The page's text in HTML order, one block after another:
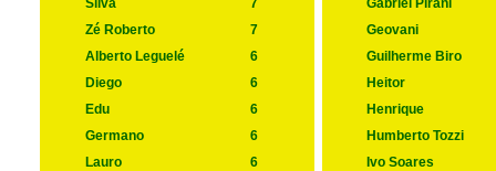
Silva
7
Gabriel Pirani
Zé Roberto
7
Geovani
Alberto Leguelé
6
Guilherme Biro
Diego
6
Heitor
Edu
6
Henrique
Germano
6
Humberto Tozzi
Lauro
6
Ivo Soares